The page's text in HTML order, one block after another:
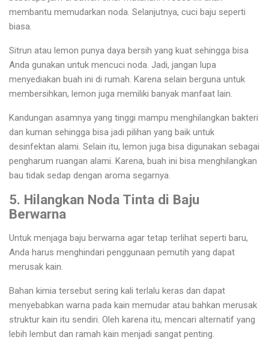
membantu memudarkan noda. Selanjutnya, cuci baju seperti
biasa.
Sitrun atau lemon punya daya bersih yang kuat sehingga bisa
Anda gunakan untuk mencuci noda. Jadi, jangan lupa
menyediakan buah ini di rumah. Karena selain berguna untuk
membersihkan, lemon juga memiliki banyak manfaat lain.
Kandungan asamnya yang tinggi mampu menghilangkan bakteri
dan kuman sehingga bisa jadi pilihan yang baik untuk
desinfektan alami. Selain itu, lemon juga bisa digunakan sebagai
pengharum ruangan alami. Karena, buah ini bisa menghilangkan
bau tidak sedap dengan aroma segarnya.
5. Hilangkan Noda Tinta di Baju
Berwarna
Untuk menjaga baju berwarna agar tetap terlihat seperti baru,
Anda harus menghindari penggunaan pemutih yang dapat
merusak kain.
Bahan kimia tersebut sering kali terlalu keras dan dapat
menyebabkan warna pada kain memudar atau bahkan merusak
struktur kain itu sendiri. Oleh karena itu, mencari alternatif yang
lebih lembut dan ramah kain menjadi sangat penting.